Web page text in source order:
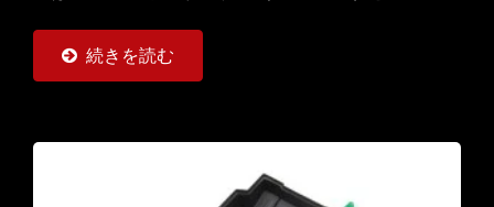
現場作業で使用するためのマルチセットです。CNC切
削工具の加工、旋削、フライス加工にも使いやすいで
続きを読む